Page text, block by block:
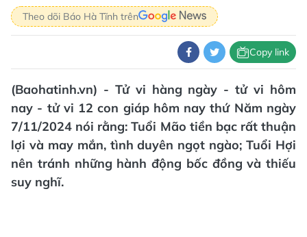
Theo dõi Báo Hà Tĩnh trên
Copy link
(Baohatinh.vn) - Tử vi hàng ngày - tử vi hôm
nay - tử vi 12 con giáp hôm nay thứ Năm ngày
7/11/2024 nói rằng: Tuổi Mão tiền bạc rất thuận
lợi và may mắn, tình duyên ngọt ngào; Tuổi Hợi
nên tránh những hành động bốc đồng và thiếu
suy nghĩ.